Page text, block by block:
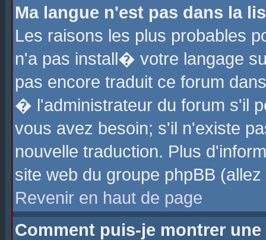
Ma langue n'est pas dans la
Les raisons les plus probables
n'a pas install� votre langage
pas encore traduit ce forum
� l'administrateur du forum s'il
vous avez besoin; s'il n'existe
nouvelle traduction. Plus
site web du groupe phpBB
Revenir en haut de page
Comment puis-je montrer